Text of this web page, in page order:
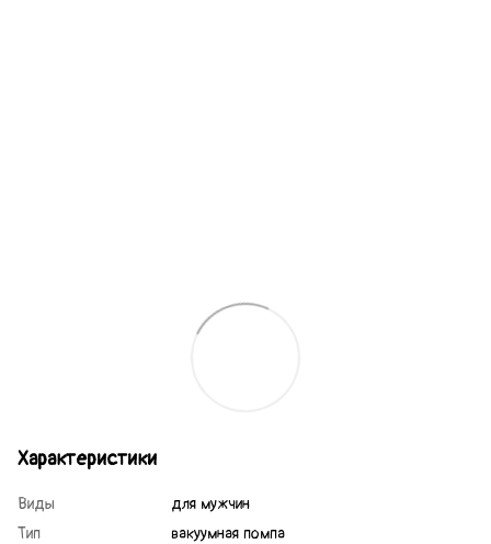
Характеристики
Виды
для мужчин
Тип
вакуумная помпа